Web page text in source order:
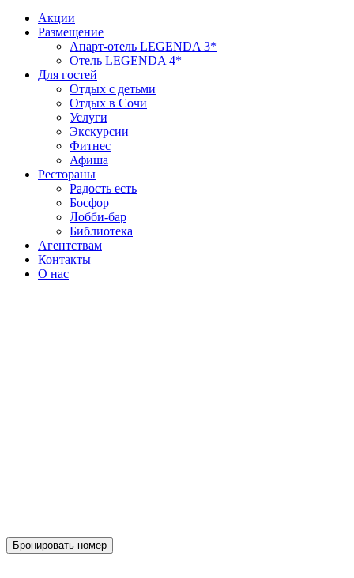
Акции
Размещение
Апарт-отель LEGENDA 3*
Отель LEGENDA 4*
Для гостей
Отдых с детьми
Отдых в Сочи
Услуги
Экскурсии
Фитнес
Афиша
Рестораны
Радость есть
Босфор
Лобби-бар
Библиотека
Агентствам
Контакты
О нас
Бронировать номер